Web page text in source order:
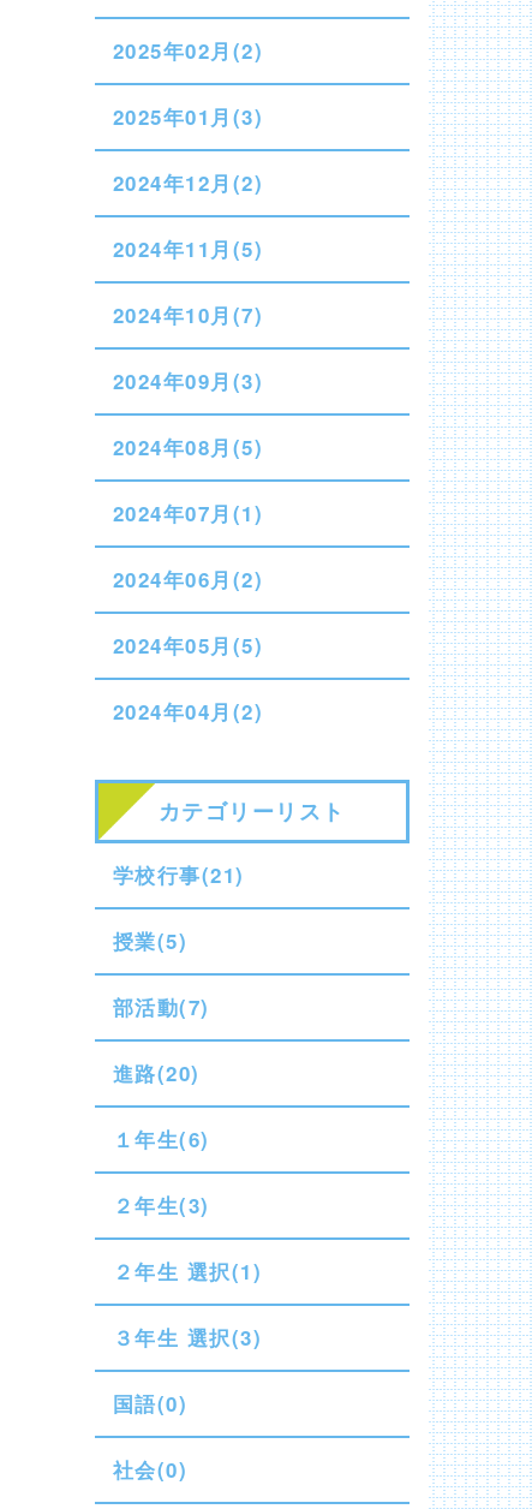
2025年02月(2)
2025年01月(3)
2024年12月(2)
2024年11月(5)
2024年10月(7)
2024年09月(3)
2024年08月(5)
2024年07月(1)
2024年06月(2)
2024年05月(5)
2024年04月(2)
カテゴリーリスト
学校行事(21)
授業(5)
部活動(7)
進路(20)
１年生(6)
２年生(3)
２年生 選択(1)
３年生 選択(3)
国語(0)
社会(0)